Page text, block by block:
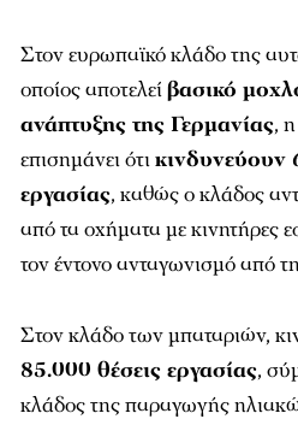
Στον ευρωπαϊκό κλάδο της
οποίος αποτελείβασικό
ανάπτυξης της Γερμανίας,
επισημάνει ότικινδυνεύουν
εργασίας, καθώς ο κλάδος
από τα οχήματα με κινητήρες
τον έντονο ανταγωνισμό από
Στον κλάδο των μπαταριών,
85.000 θέσεις εργασίας,
κλάδος της παραγωγής